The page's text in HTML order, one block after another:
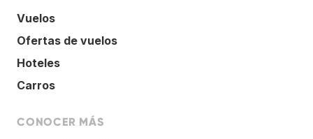
Vuelos
Ofertas de vuelos
Hoteles
Carros
CONOCER MÁS